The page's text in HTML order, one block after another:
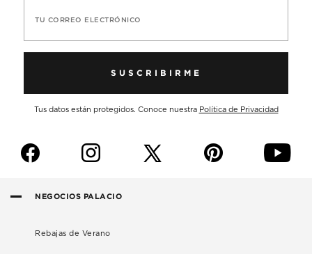
TU CORREO ELECTRÓNICO
SUSCRIBIRME
Tus datos están protegidos. Conoce nuestra Política de Privacidad
f i p y
NEGOCIOS PALACIO
Rebajas de Verano